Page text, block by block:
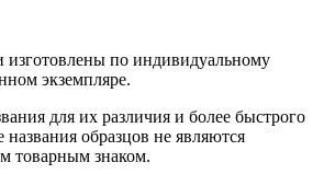
изготовлены по индивидуальному
экземпляре.
для их различия и более быстрого
названия образцов не являются
товарным знаком.